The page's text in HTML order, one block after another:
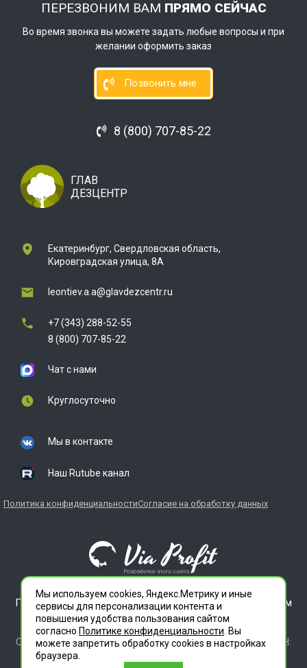
ПЕРЕЗВОНИМ ВАМ ПРЯМО СЕЙЧАС
Во время звонка вы можете задать любые вопросы и при
желании оформить заказ
Позвонить мне
8 (800) 707-85-22
ГЛАВ
ДЕЗЦЕНТР
Екатеринбург, Свердловская область,
Кировградская улица, 8А
leontiev.a.a@glavdezcentr.ru
+7 (343) 288-52-55
8 (800) 707-85-22
Чат с нами
Круглосуточно
Мы в контакте
Наш Rutube канал
Политика конфиденциальностиСогласие на обработку данных
ГЛАВДЕЗЦЕНТР является зарегистрированным товарным
знаком. Все права защищены.
ООО "СЛУЖБА ДЕЗИНФЕКЦИИ" 620012 СВЕРДЛОВСКАЯ
ОБЛАСТЬ Г. ЕКАТЕРИНБУРГ, УЛ. ИЛЬИЧА ДОМ 14 КВ 11 ИНН:
6686112972 ОГРН 1196658010020
Мы используем cookies, Яндекс.Метрику и иные
сервисы для персонализации контента и
повышения удобства пользования сайтом
согласно Политике конфиденциальности . Вы
можете запретить обработку сookies в настройках
браузера.